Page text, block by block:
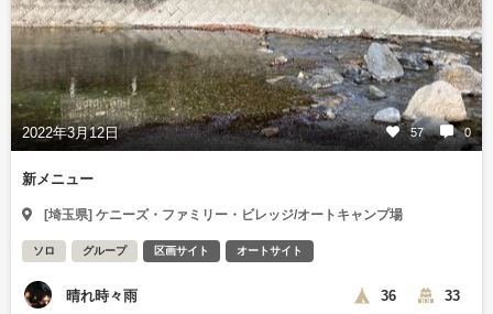
2022年3月12日 57 0
新メニュー
[埼玉県] ケニーズ・ファミリー・ビレッジ/オートキャンプ場
ソロ グループ 区画サイト オートサイト
晴れ時々雨 36 33